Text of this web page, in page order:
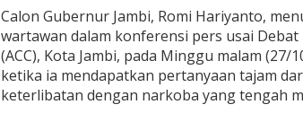
a
n
S
k
a
Calon Gubernur Jambi, Romi Hariyanto,
wartawan dalam konferensi pers usai
(ACC), Kota Jambi, pada Minggu malam
ketika ia mendapatkan pertanyaan tajam
keterlibatan dengan narkoba yang tengah